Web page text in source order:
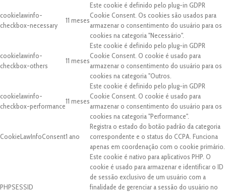
cookielawinfo-
checkbox-necessary
11 meses
Este cookie é definido pelo plug-in GDPR
Cookie Consent. Os cookies são usados para
armazenar o consentimento do usuário para os
cookies na categoria "Necessário".
cookielawinfo-
checkbox-others
11 meses
Este cookie é definido pelo plug-in GDPR
Cookie Consent. O cookie é usado para
armazenar o consentimento do usuário para os
cookies na categoria "Outros.
cookielawinfo-
checkbox-performance
11 meses
Este cookie é definido pelo plug-in GDPR
Cookie Consent. O cookie é usado para
armazenar o consentimento do usuário para os
cookies na categoria "Performance".
CookieLawInfoConsent1 ano
Registra o estado do botão padrão da categoria
correspondente e o status do CCPA. Funciona
apenas em coordenação com o cookie primário.
PHPSESSID
Este cookie é nativo para aplicativos PHP. O
cookie é usado para armazenar e identificar o ID
de sessão exclusivo de um usuário com a
finalidade de gerenciar a sessão do usuário no